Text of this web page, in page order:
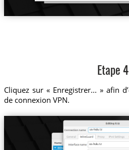
Etape 4
Cliquez sur « Enregistrer... » afin
de connexion VPN.
us-hulu.tz
us-hulu.tz